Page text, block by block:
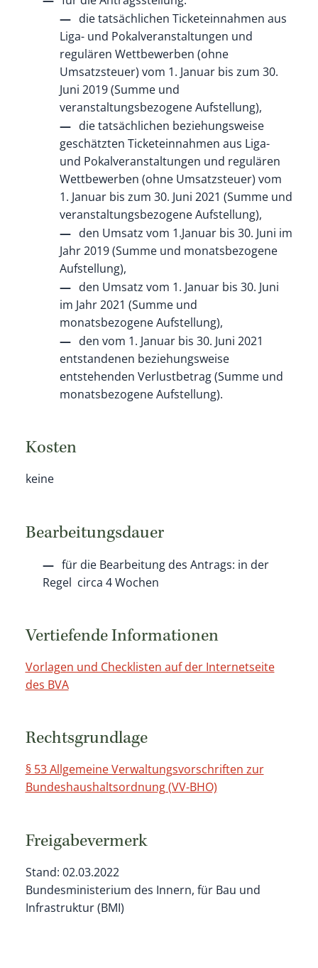
die tatsächlichen Ticketeinnahmen aus
Liga- und Pokalveranstaltungen und
regulären Wettbewerben (ohne
Umsatzsteuer) vom 1. Januar bis zum 30.
Juni 2019 (Summe und
veranstaltungsbezogene Aufstellung),
die tatsächlichen beziehungsweise
geschätzten Ticketeinnahmen aus Liga-
und Pokalveranstaltungen und regulären
Wettbewerben (ohne Umsatzsteuer) vom
1. Januar bis zum 30. Juni 2021 (Summe und
veranstaltungsbezogene Aufstellung),
den Umsatz vom 1.Januar bis 30. Juni im
Jahr 2019 (Summe und monatsbezogene
Aufstellung),
den Umsatz vom 1. Januar bis 30. Juni
im Jahr 2021 (Summe und
monatsbezogene Aufstellung),
den vom 1. Januar bis 30. Juni 2021
entstandenen beziehungsweise
entstehenden Verlustbetrag (Summe und
monatsbezogene Aufstellung).
Kosten
keine
Bearbeitungsdauer
für die Bearbeitung des Antrags: in der
Regel circa 4 Wochen
Vertiefende Informationen
Vorlagen und Checklisten auf der Internetseite
des BVA
Rechtsgrundlage
§ 53 Allgemeine Verwaltungsvorschriften zur
Bundeshaushaltsordnung (VV-BHO)
Freigabevermerk
Stand: 02.03.2022
Bundesministerium des Innern, für Bau und
Infrastruktur (BMI)